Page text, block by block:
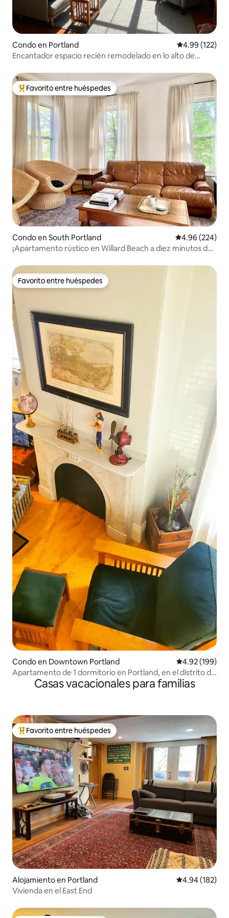
Condo en Portland Calificación
4.99 (122)
Encantador espacio recién remodelado en lo alto de
Favorito entre huéspedes preferido
Favorito entre huéspedes
Condo en South Portland Calificación
4.96 (224)
¡Apartamento rústico en Willard Beach a diez minutos del
Favorito entre huéspedes
Favorito entre huéspedes
Condo en Downtown Portland Calificación
4.92 (199)
Apartamento de 1 dormitorio en Portland, en el distrito de
las artes.Casas vacacionales para familias
Favorito entre huéspedes preferido
Favorito entre huéspedes
Alojamiento en Portland Calificación
4.94 (182)
Vivienda en el East End